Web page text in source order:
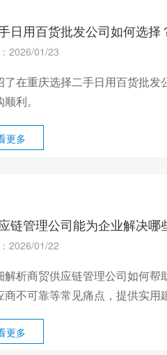
日用百货批发公司如何选择
2026/01/23
了在重庆选择二手日用百货批发
利。
更多
链管理公司能为企业解决哪
2026/01/22
解析商贸供应链管理公司如何
不可靠等常见痛点，提供实用
更多